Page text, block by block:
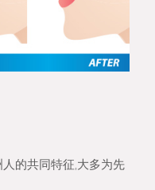
的共同特征,大多为先